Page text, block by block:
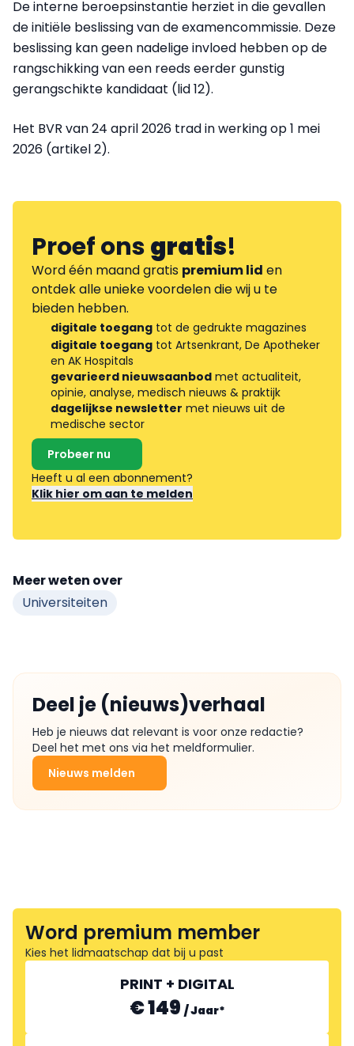
De interne beroepsinstantie herziet in die gevallen
de initiële beslissing van de examencommissie. Deze
beslissing kan geen nadelige invloed hebben op de
rangschikking van een reeds eerder gunstig
gerangschikte kandidaat (lid 12).
Het BVR van 24 april 2026 trad in werking op 1 mei
2026 (artikel 2).
Proef onsgratis!
Word één maand gratis premium lid en
ontdek alle unieke voordelen die wij u te
bieden hebben.
digitale toegang tot de gedrukte magazines
digitale toegang tot Artsenkrant, De Apotheker
en AK Hospitals
gevarieerd nieuwsaanbod met actualiteit,
opinie, analyse, medisch nieuws & praktijk
dagelijkse newsletter met nieuws uit de
medische sector
Probeer nu
Heeft u al een abonnement?
Klik hier om aan te melden
Meer weten over
Universiteiten
Deel je (nieuws)verhaal
Heb je nieuws dat relevant is voor onze redactie?
Deel het met ons via het meldformulier.
Nieuws melden
Word premium member
Kies het lidmaatschap dat bij u past
PRINT + DIGITAL
€ 149 /Jaar*